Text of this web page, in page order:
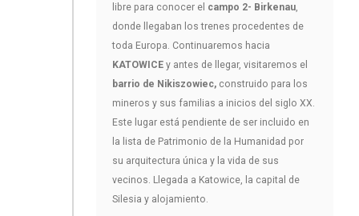
libre para conocer el campo 2- Birkenau
donde llegaban los trenes procedentes de
toda Europa. Continuaremos hacia
KATOWICE y antes de llegar, visitaremos el
barrio de Nikiszowiec, construido para los
mineros y sus familias a inicios del siglo XX.
Este lugar está pendiente de ser incluido en
la lista de Patrimonio de la Humanidad por
su arquitectura única y la vida de sus
vecinos. Llegada a Katowice, la capital de
Silesia y alojamiento.